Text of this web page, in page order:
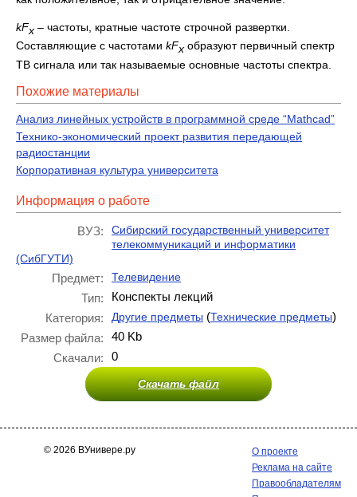
kFx – частоты, кратные частоте строчной развертки.
Составляющие с частотами kFx образуют первичный спектр
ТВ сигнала или так называемые основные частоты спектра.
Похожие материалы
Анализ линейных устройств в программной среде “Mathcad”
Технико-экономический проект развития передающей
радиостанции
Корпоративная культура университета
Информация о работе
ВУЗ:
Сибирский государственный университет
телекоммуникаций и информатики
(СибГУТИ)
Предмет: Телевидение
Тип:
Конспекты лекций
Категория:
Другие предметы (Технические предметы)
Размер файла:
40 Kb
Скачали:
0
Скачать файл
© 2026 ВУнивере.ру
О проекте
Реклама на сайте
Правообладателям